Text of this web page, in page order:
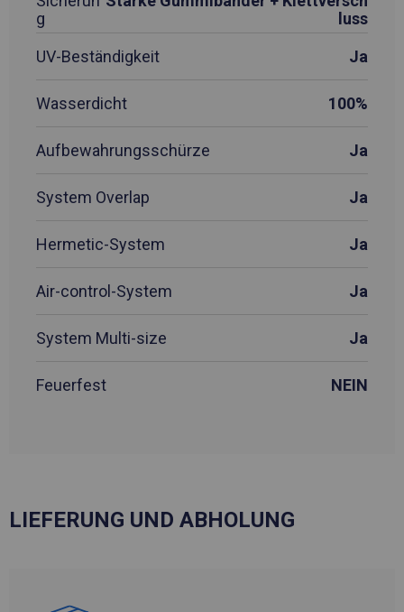
g
luss
UV-Beständigkeit
Ja
Wasserdicht 100%
Aufbewahrungsschürze Ja
System Overlap Ja
Hermetic-System Ja
Air-control-System Ja
System Multi-size Ja
Feuerfest NEIN
LIEFERUNG UND ABHOLUNG